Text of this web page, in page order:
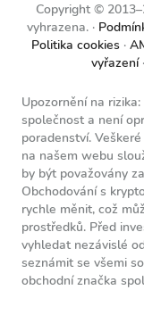
Copyright ©
vyhrazena.
Politika cookies
vyřazení
Upozornění na
společnost a není
poradenství.
na našem webu
by být považovány
Obchodování s
rychle měnit, což
prostředků. Před
vyhledat nezávislé
seznámit se všemi
obchodní značka